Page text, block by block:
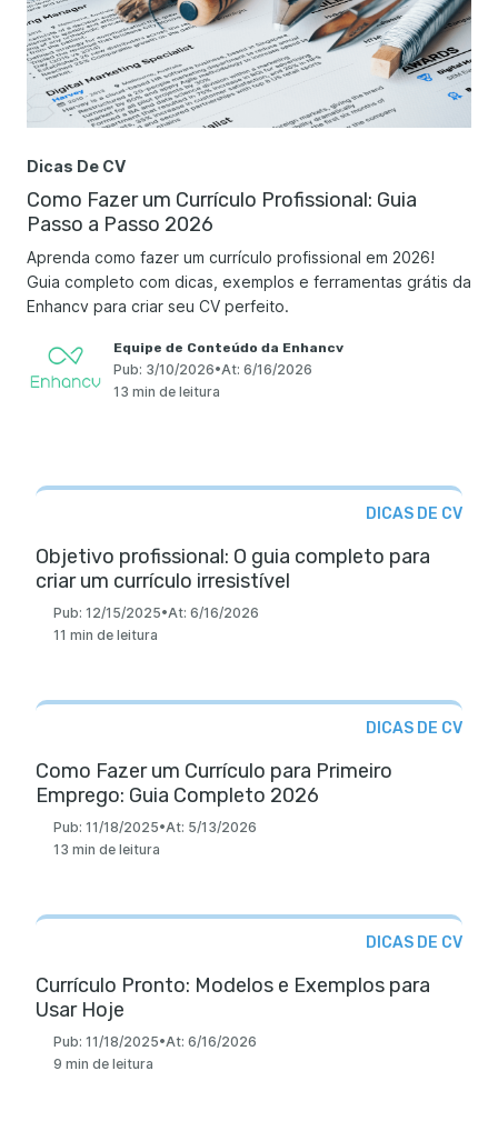
Dicas De CV
Como Fazer um Currículo Profissional: Guia
Passo a Passo 2026
Aprenda como fazer um currículo profissional em 2026!
Guia completo com dicas, exemplos e ferramentas grátis da
Enhancv para criar seu CV perfeito.
Equipe de Conteúdo da Enhancv
Pub: 3/10/2026•At: 6/16/2026
13 min de leitura
DICAS DE CV
Objetivo profissional: O guia completo para
criar um currículo irresistível
Pub: 12/15/2025•At: 6/16/2026
11 min de leitura
DICAS DE CV
Como Fazer um Currículo para Primeiro
Emprego: Guia Completo 2026
Pub: 11/18/2025•At: 5/13/2026
13 min de leitura
DICAS DE CV
Currículo Pronto: Modelos e Exemplos para
Usar Hoje
Pub: 11/18/2025•At: 6/16/2026
9 min de leitura